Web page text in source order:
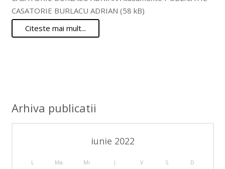
CASATORIE BURLACU ADRIAN (58 kB)
Citeste mai mult...
Arhiva publicatii
iunie 2022
L Ma Mi J V S D